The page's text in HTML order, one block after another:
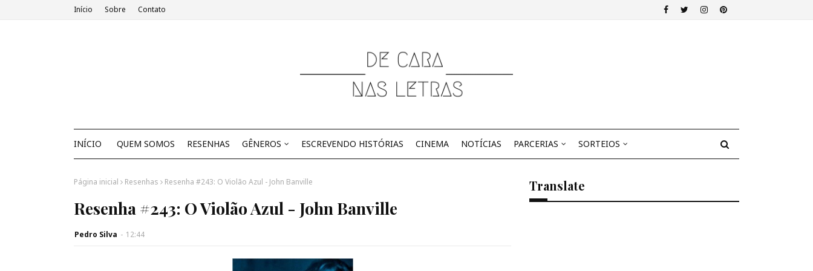
Início Sobre Contato
INÍCIO QUEM SOMOS RESENHAS GÊNEROS ESCREVENDO HISTÓRIAS CINEMA NOTÍCIAS PARCERIAS SORTEIOS
Página inicial Resenhas Resenha #243: O Violão Azul - John Banville
Resenha #243: O Violão Azul - John Banville
Pedro Silva - 12:44
Translate